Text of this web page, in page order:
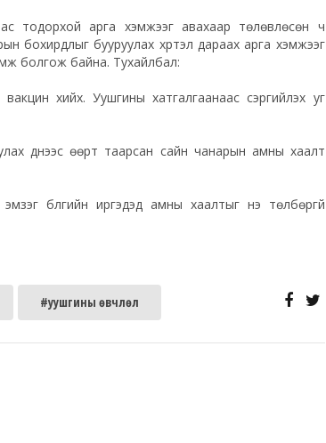
тодорхой арга хэмжээг авахаар төлөвлөсөн ч
бохирдлыг бууруулах хүртэл дараах арга хэмжээг
болгож байна. Тухайлбал:
вакцин хийх. Уушгины хатгалгаанаас сэргийлэх уг
үүднээс өөрт таарсан сайн чанарын амны хаалт
бүлгийн иргэдэд амны хаалтыг үнэ төлбөргүй
#уушгины өвчлөл